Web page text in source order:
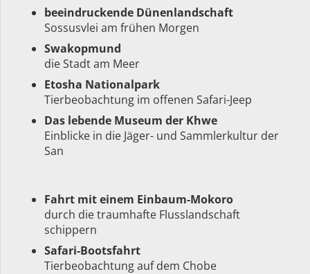
beeindruckende Dünenlandschaft
Sossusvlei am frühen Morgen
Swakopmund
die Stadt am Meer
Etosha Nationalpark
Tierbeobachtung im offenen Safari-Jeep
Das lebende Museum der Khwe
Einblicke in die Jäger- und Sammlerkultur der
San
Fahrt mit einem Einbaum-Mokoro
durch die traumhafte Flusslandschaft
schippern
Safari-Bootsfahrt
Tierbeobachtung auf dem Chobe